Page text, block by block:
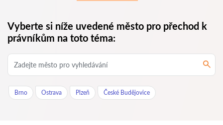
Vyberte si níže uvedené město pro přechod k
právníkům na toto téma:
Brno Ostrava Plzeň České Budějovice